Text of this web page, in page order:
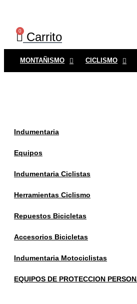
0 Carrito
MONTAÑISMO CICLISMO
Indumentaria
Equipos
Indumentaria Ciclistas
Herramientas Ciclismo
Repuestos Bicicletas
Accesorios Bicicletas
Indumentaria Motociclistas
EQUIPOS DE PROTECCION